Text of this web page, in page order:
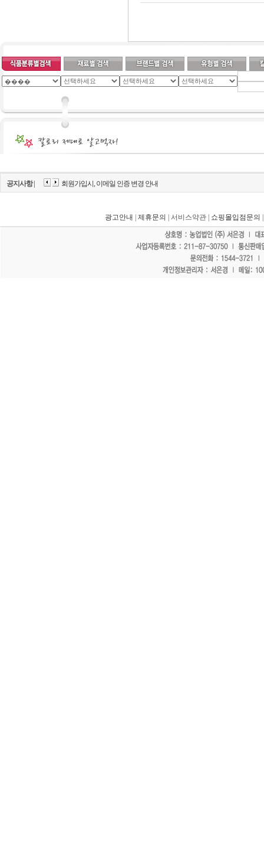
공지사항 | 회원가입시, 이메일 인증 변경 안내
광고안내 제휴문의 | 서비스약관 | 쇼핑몰입점문의
"홈페이지 모든 게시물에